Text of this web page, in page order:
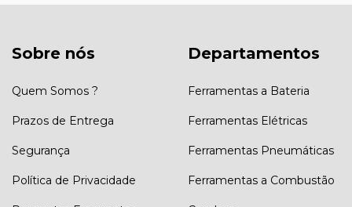
Sobre nós
Quem Somos ?
Prazos de Entrega
Segurança
Política de Privacidade
Departamentos
Ferramentas a Bateria
Ferramentas Elétricas
Ferramentas Pneumáticas
Ferramentas a Combustão